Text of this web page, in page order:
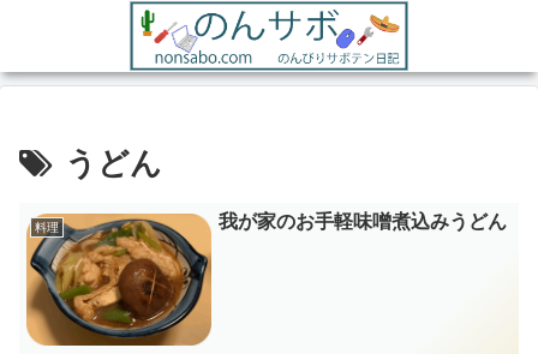
うどん
料理 我が家のお手軽味噌煮込みうどん